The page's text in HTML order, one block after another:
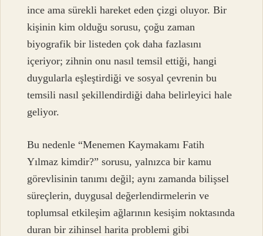
ince ama sürekli hareket eden çizgi oluyor. Bir
kişinin kim olduğu sorusu, çoğu zaman
biyografik bir listeden çok daha fazlasını
içeriyor; zihnin onu nasıl temsil ettiği, hangi
duygularla eşleştirdiği ve sosyal çevrenin bu
temsili nasıl şekillendirdiği daha belirleyici hale
geliyor.
Bu nedenle “Menemen Kaymakamı Fatih
Yılmaz kimdir?” sorusu, yalnızca bir kamu
görevlisinin tanımı değil; aynı zamanda bilişsel
süreçlerin, duygusal değerlendirmelerin ve
toplumsal etkileşim ağlarının kesişim noktasında
duran bir zihinsel harita problemi gibi